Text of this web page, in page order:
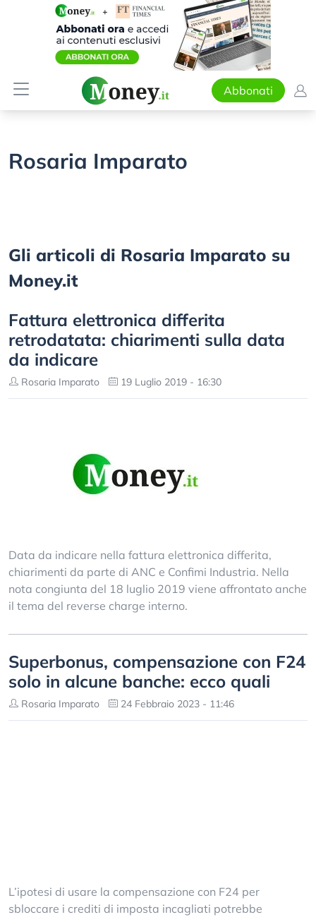
Abbonati
Rosaria Imparato
Gli articoli di Rosaria Imparato su
Money.it
Fattura elettronica differita
retrodatata: chiarimenti sulla data
da indicare
Rosaria Imparato 19 Luglio 2019 - 16:30
Data da indicare nella fattura elettronica differita,
chiarimenti da parte di ANC e Confimi Industria. Nella
nota congiunta del 18 luglio 2019 viene affrontato anche
il tema del reverse charge interno.
Superbonus, compensazione con F24
solo in alcune banche: ecco quali
Rosaria Imparato 24 Febbraio 2023 - 11:46
L’ipotesi di usare la compensazione con F24 per
sbloccare i crediti di imposta incagliati potrebbe